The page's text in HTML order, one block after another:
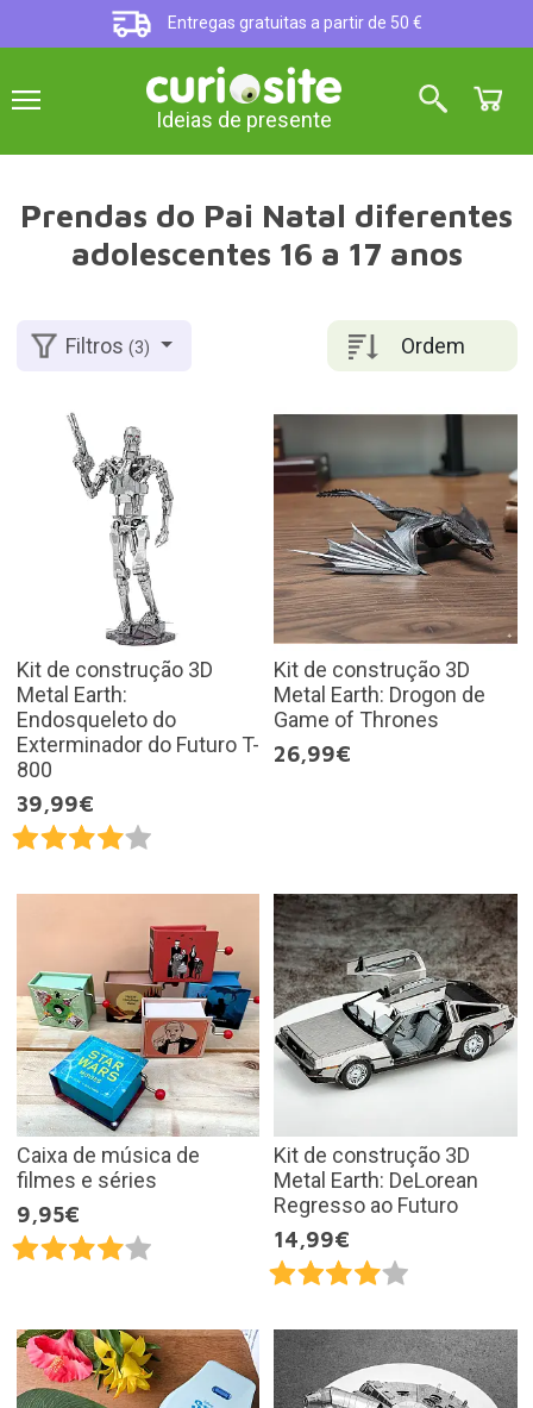
Entregas gratuitas a partir de 50 €
Ideias de presente
Prendas do Pai Natal diferentes
adolescentes 16 a 17 anos
Ordem
Filtros(3)
Kit de construção 3D
Metal Earth:
Endosqueleto do
Exterminador do Futuro T-
800
39,99€
Kit de construção 3D
Metal Earth: Drogon de
Game of Thrones
26,99€
Caixa de música de
filmes e séries
9,95€
Kit de construção 3D
Metal Earth: DeLorean
Regresso ao Futuro
14,99€